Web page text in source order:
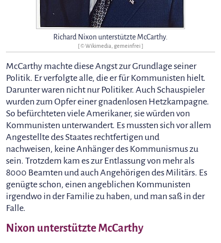
Richard Nixon unterstützte McCarthy.
[ © Wikimedia, gemeinfrei ]
McCarthy machte diese Angst zur Grundlage seiner
Politik. Er verfolgte alle, die er für Kommunisten hielt.
Darunter waren nicht nur Politiker. Auch Schauspieler
wurden zum Opfer einer gnadenlosen Hetzkampagne.
So befürchteten viele Amerikaner, sie würden von
Kommunisten unterwandert. Es mussten sich vor allem
Angestellte des Staates rechtfertigen und
nachweisen, keine Anhänger des Kommunismus zu
sein. Trotzdem kam es zur Entlassung von mehr als
8000 Beamten und auch Angehörigen des Militärs. Es
genügte schon, einen angeblichen Kommunisten
irgendwo in der Familie zu haben, und man saß in der
Falle.
Nixon unterstützte McCarthy